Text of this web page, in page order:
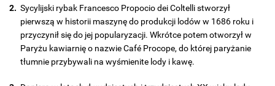
Sycylijski rybak Francesco Propocio dei Coltelli stworzył
pierwszą w historii maszynę do produkcji lodów w 1686 roku i
przyczynił się do jej popularyzacji. Wkrótce potem otworzył w
Paryżu kawiarnię o nazwie Café Procope, do której paryżanie
tłumnie przybywali na wyśmienite lody i kawę.